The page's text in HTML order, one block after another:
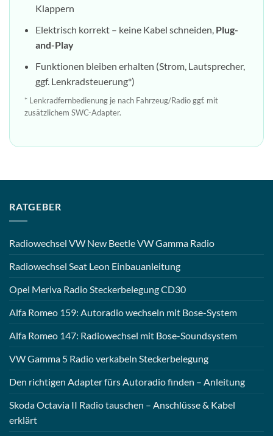
Klappern
Elektrisch korrekt – keine Kabel schneiden, Plug-
and-Play
Funktionen bleiben erhalten (Strom, Lautsprecher,
ggf. Lenkradsteuerung*)
* Lenkradfernbedienung je nach Fahrzeug/Radio ggf. mit
zusätzlichem SWC-Adapter.
RATGEBER
Radiowechsel VW New Beetle VW Gamma Radio
Radiowechsel Seat Leon Einbauanleitung
Opel Meriva Radio Steckerbelegung CD30
Alfa Romeo 159: Autoradio wechseln mit Bose-System
Alfa Romeo 147: Radiowechsel mit Bose-Soundsystem
VW Gamma 5 Radio verkabeln Steckerbelegung
Den richtigen Adapter fürs Autoradio finden – Anleitung
Skoda Octavia II Radio tauschen – Anschlüsse & Kabel
erklärt